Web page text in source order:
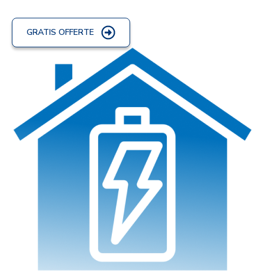
GRATIS OFFERTE